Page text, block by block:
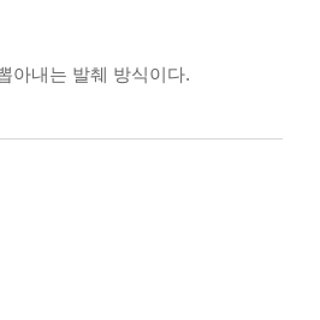
아내는 발췌 방식이다.